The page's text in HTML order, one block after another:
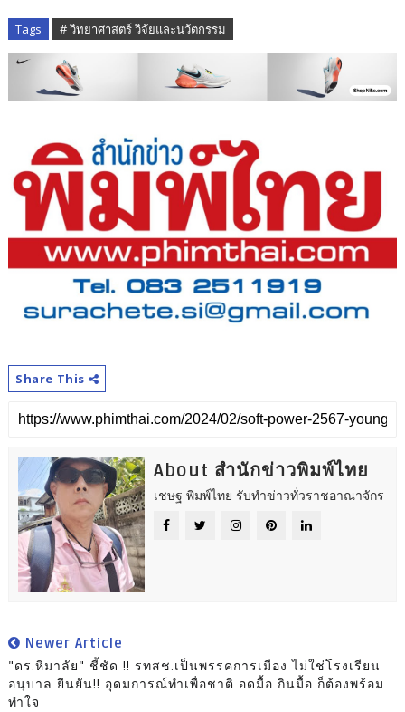
Tags # วิทยาศาสตร์ วิจัยและนวัตกรรม
Share This
About สำนักข่าวพิมพ์ไทย
เชษฐ พิมพ์ไทย รับทำข่าวทั่วราชอาณาจักร
Newer Article
"ดร.หิมาลัย" ชี้ชัด !! รทสช.เป็นพรรคการเมือง ไม่ใช่โรงเรียน
อนุบาล ยืนยัน!! อุดมการณ์ทำเพื่อชาติ อดมื้อ กินมื้อ ก็ต้องพร้อม
ทำใจ